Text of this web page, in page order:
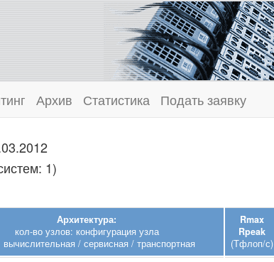
Архив Статистика Подать заявку
1)
Архитектура:
кол-во узлов: конфигурация узла
вычислительная / сервисная / транспортная
Rmax
Rpeak
(Тфлоп/с)